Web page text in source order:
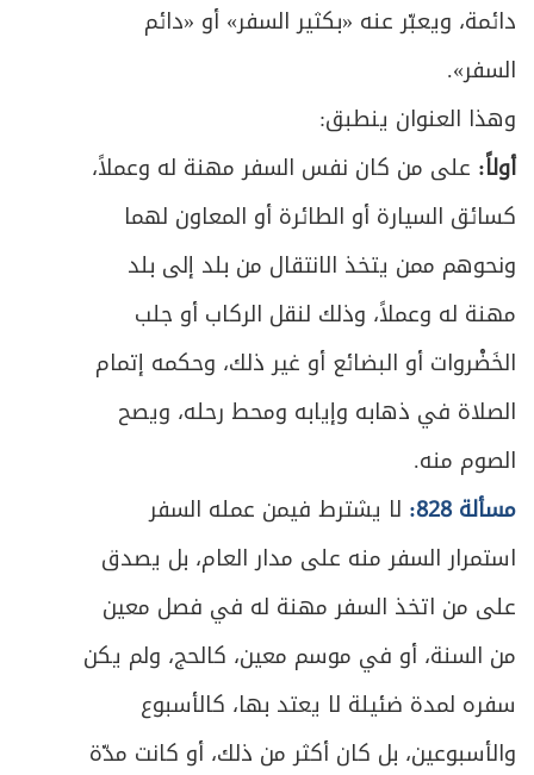
دائمة، ويعبّر عنه «بكثير السفر» أو «دائم
السفر».
وهذا العنوان ينطبق:
أولاً: على من كان نفس السفر مهنة له وعملاً،
كسائق السيارة أو الطائرة أو المعاون لهما
ونحوهم ممن يتخذ الانتقال من بلد إلى بلد
مهنة له وعملاً، وذلك لنقل الركاب أو جلب
الخَضْروات أو البضائع أو غير ذلك، وحكمه إتمام
الصلاة في ذهابه وإيابه ومحط رحله، ويصح
الصوم منه.
مسألة 828:
لا يشترط فيمن عمله السفر
استمرار السفر منه على مدار العام، بل يصدق
على من اتخذ السفر مهنة له في فصل معين
من السنة، أو في موسم معين، كالحج، ولم يكن
سفره لمدة ضئيلة لا يعتد بها، كالأسبوع
والأسبوعين، بل كان أكثر من ذلك، أو كانت مدّة